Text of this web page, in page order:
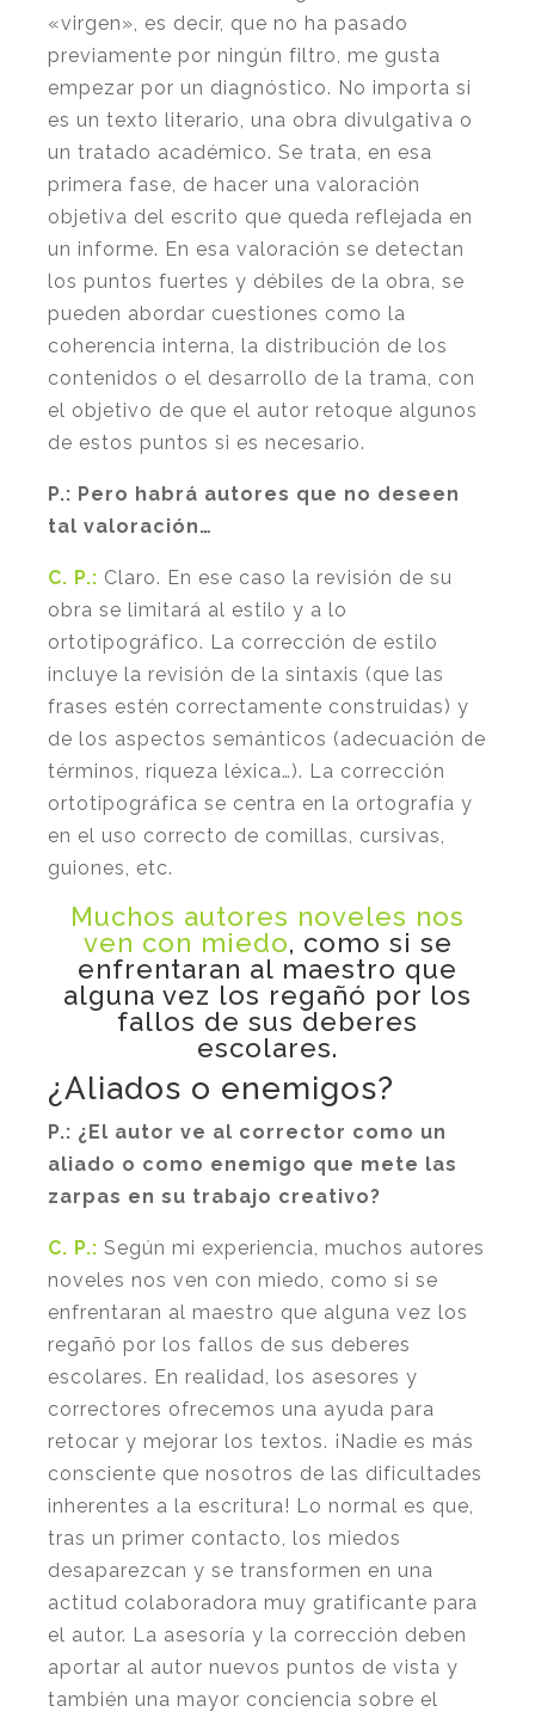
«virgen», es decir, que no ha pasado
previamente por ningún filtro, me gusta
empezar por un diagnóstico. No importa si
es un texto literario, una obra divulgativa o
un tratado académico. Se trata, en esa
primera fase, de hacer una valoración
objetiva del escrito que queda reflejada en
un informe. En esa valoración se detectan
los puntos fuertes y débiles de la obra, se
pueden abordar cuestiones como la
coherencia interna, la distribución de los
contenidos o el desarrollo de la trama, con
el objetivo de que el autor retoque algunos
de estos puntos si es necesario.
P.: Pero habrá autores que no deseen
tal valoración…
C. P.: Claro. En ese caso la revisión de su
obra se limitará al estilo y a lo
ortotipográfico. La corrección de estilo
incluye la revisión de la sintaxis (que las
frases estén correctamente construidas) y
de los aspectos semánticos (adecuación de
términos, riqueza léxica…). La corrección
ortotipográfica se centra en la ortografía y
en el uso correcto de comillas, cursivas,
guiones, etc.
Muchos autores noveles nos
ven con miedo, como si se
enfrentaran al maestro que
alguna vez los regañó por los
fallos de sus deberes
escolares.
¿Aliados o enemigos?
P.: ¿El autor ve al corrector como un
aliado o como enemigo que mete las
zarpas en su trabajo creativo?
C. P.: Según mi experiencia, muchos autores
noveles nos ven con miedo, como si se
enfrentaran al maestro que alguna vez los
regañó por los fallos de sus deberes
escolares. En realidad, los asesores y
correctores ofrecemos una ayuda para
retocar y mejorar los textos. ¡Nadie es más
consciente que nosotros de las dificultades
inherentes a la escritura! Lo normal es que,
tras un primer contacto, los miedos
desaparezcan y se transformen en una
actitud colaboradora muy gratificante para
el autor. La asesoría y la corrección deben
aportar al autor nuevos puntos de vista y
también una mayor conciencia sobre el